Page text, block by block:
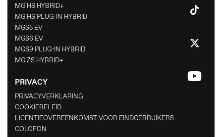
MG HS HYBRID+
MG HS PLUG-IN HYBRID
MGS5 EV
MGS6 EV
MGS9 PLUG-IN HYBRID
MG ZS HYBRID+
PRIVACY
PRIVACYVERKLARING
COOKIEBELEID
LICENTIEOVEREENKOMST VOOR EINDGEBRUIKERS
COLOFON